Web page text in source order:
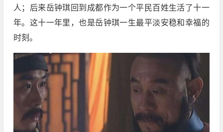
人；后来岳钟琪回到成都作为一个平民百姓生活了十一
年。这十一年里，也是岳钟琪一生最平淡安稳和幸福的
时刻。